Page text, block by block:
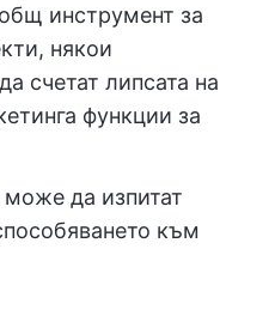
инструмент за
някои
счетат липсата на
функции за
да изпитат
към